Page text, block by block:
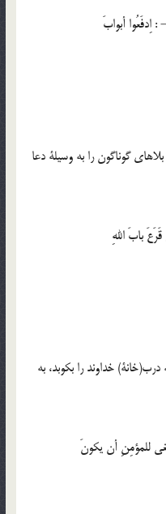
گوناگون را به وسيلة دعا
خداوند را بكوبد، به